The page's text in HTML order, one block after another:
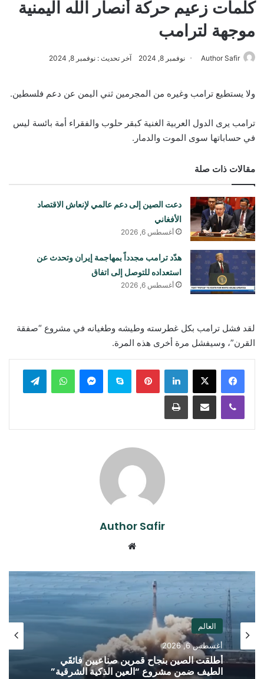
كلمات زعيم حركة أنصار الله اليمنية
موجهة لترامب
Author Safir نوفمبر 8, 2024 آخر تحديث : نوفمبر 8, 2024
ولا يستطيع ترامب وغيره من المجرمين ثني اليمن عن دعم فلسطين.
ترامب يرى الدول العربية الغنية كبقر حلوب والفقراء أمة بائسة ليس
في حساباتها سوى الموت والدمار.
مقالات ذات صلة
دعت الصين إلى دعم عالمي لإنعاش الاقتصاد
الأفغاني
أغسطس 6, 2026
هدّد ترامب مجدداً بمهاجمة إيران وتحدث عن
استعداده للتوصل إلى اتفاق
أغسطس 6, 2026
لقد فشل ترامب بكل غطرسته وطيشه وطغيانه في مشروع “صفقة
القرن”، وسيفشل مرة أخرى هذه المرة.
لينكدإن بينتيريستسكايب ماسنجر واتساب تيلقرام
ڤايبر مشاركة عبر البريد طباعة
Author Safir
العالم
أغسطس 6, 2026
أطلقت الصين بنجاح قمرين صناعيين فائقَي
الطيف ضمن مشروع “العين الذكية الشرقية”